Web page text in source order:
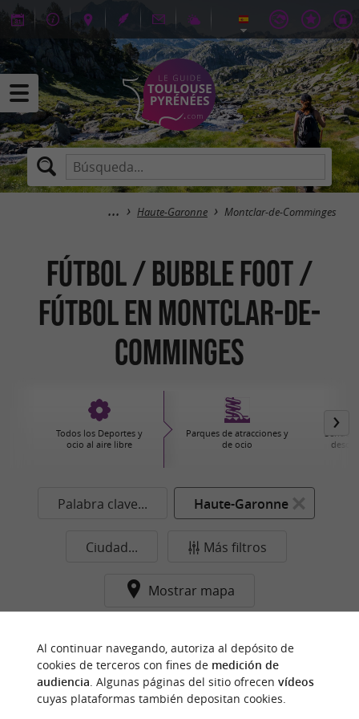
Haute-Garonne Montclar-de-Comminges
Fútbol / Bubble Foot /
Fútbol en Montclar-de-
Comminges
Todos los Deportes y
ocio al aire libre
Parques de atracciones y
de ocio
Palabra clave... Haute-Garonne
Ciudad... Más filtros
Mostrar mapa
momento...
Al continuar navegando, autoriza al depósito de
cookies de terceros con fines de medición de
audiencia. Algunas páginas del sitio ofrecen vídeos
cuyas plataformas también depositan cookies.